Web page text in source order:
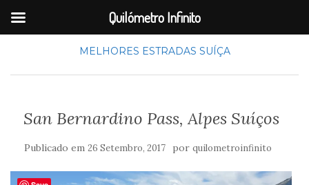
MELHORES ESTRADAS SUÍÇA
San Bernardino Pass, Alpes Suíços
Publicado em 26 Setembro, 2017 por quilometroinfinito
Quilómetro Infinito